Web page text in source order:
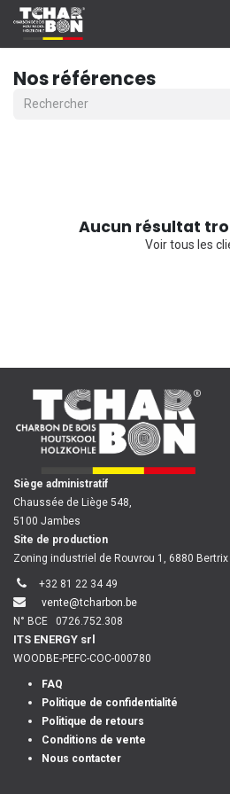
Se rendre au contenu
Nos références
Aucun résultat
Voir tous les
Siège administratif
Chaussée de Liège 548,
5100 Jambes
Site de production
Zoning industriel de Rouvrou 1, 6880 Bertrix
+32 81 22 34 49
vente@tcharbon.be
N° BCE
0726.752.308
ITS ENERGY srl
WOODBE-PEFC-COC-000780
FAQ
Politique de confidentialité
Politique de retours
Conditions de vente
Nous contacter